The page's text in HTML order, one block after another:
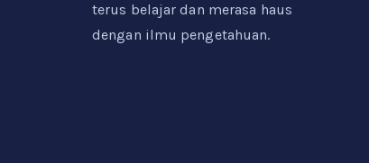
terus belajar dan merasa haus
dengan ilmu pengetahuan.